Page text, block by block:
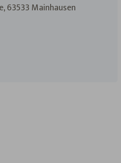
63533 Mainhausen